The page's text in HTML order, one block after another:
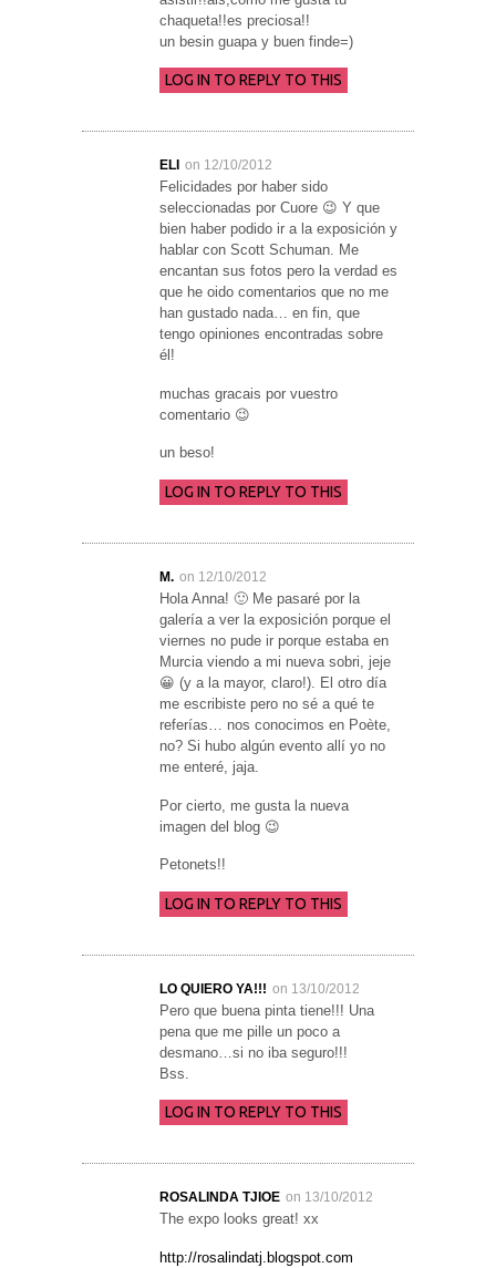
chaqueta!!es preciosa!!
un besin guapa y buen finde=)
LOG IN TO REPLY TO THIS
ELI on 12/10/2012
Felicidades por haber sido
seleccionadas por Cuore 😉 Y que
bien haber podido ir a la exposición y
hablar con Scott Schuman. Me
encantan sus fotos pero la verdad es
que he oido comentarios que no me
han gustado nada… en fin, que
tengo opiniones encontradas sobre
él!
muchas gracais por vuestro
comentario 😉
un beso!
LOG IN TO REPLY TO THIS
M. on 12/10/2012
Hola Anna! 🙂 Me pasaré por la
galería a ver la exposición porque el
viernes no pude ir porque estaba en
Murcia viendo a mi nueva sobri, jeje
😀 (y a la mayor, claro!). El otro día
me escribiste pero no sé a qué te
referías… nos conocimos en Poète,
no? Si hubo algún evento allí yo no
me enteré, jaja.
Por cierto, me gusta la nueva
imagen del blog 😉
Petonets!!
LOG IN TO REPLY TO THIS
LO QUIERO YA!!! on 13/10/2012
Pero que buena pinta tiene!!! Una
pena que me pille un poco a
desmano…si no iba seguro!!!
Bss.
LOG IN TO REPLY TO THIS
ROSALINDA TJIOE on 13/10/2012
The expo looks great! xx
http://rosalindatj.blogspot.com